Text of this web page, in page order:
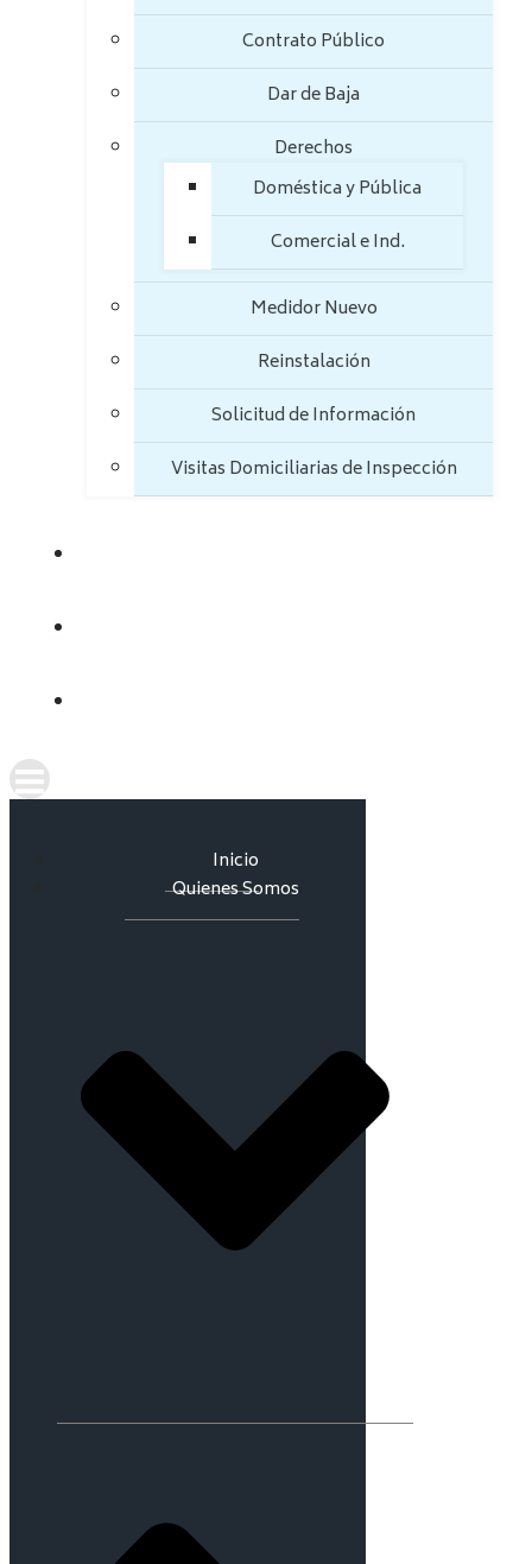
Contrato Público
Dar de Baja
Derechos
Doméstica y Pública
Comercial e Ind.
Medidor Nuevo
Reinstalación
Solicitud de Información
Visitas Domiciliarias de Inspección
Inicio
Quienes Somos